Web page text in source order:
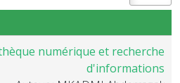
numérique et recherche
d'informations